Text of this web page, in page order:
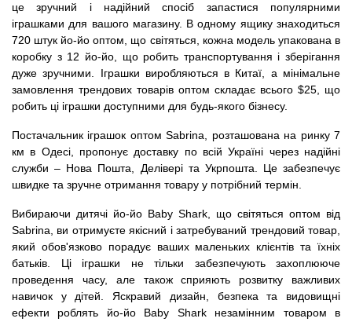
це зручний і надійний спосіб запастися популярними
іграшками для вашого магазину. В одному ящику знаходиться
720 штук йо-йо оптом, що світяться, кожна модель упакована в
коробку з 12 йо-йо, що робить транспортування і зберігання
дуже зручними. Іграшки виробляються в Китаї, а мінімальне
замовлення трендових товарів оптом складає всього $25, що
робить ці іграшки доступними для будь-якого бізнесу.
Постачальник іграшок оптом Sabrina, розташована на ринку 7
км в Одесі, пропонує доставку по всій Україні через надійні
служби – Нова Пошта, Делівері та Укрпошта. Це забезпечує
швидке та зручне отримання товару у потрібний термін.
Вибираючи дитячі йо-йо Baby Shark, що світяться оптом від
Sabrina, ви отримуєте якісний і затребуваний трендовий товар,
який обов'язково порадує ваших маленьких клієнтів та їхніх
батьків. Ці іграшки не тільки забезпечують захоплююче
проведення часу, але також сприяють розвитку важливих
навичок у дітей. Яскравий дизайн, безпека та видовищні
ефекти роблять йо-йо Baby Shark незамінним товаром в